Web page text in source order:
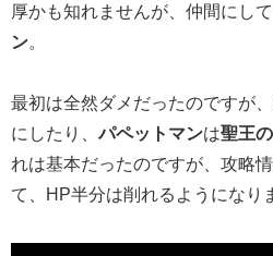
厚かも知れませんが、仲間にし
ン。
最初は全然ダメだったのですが
にしたり、パペットマンは聖王
れは基本だったのですが、攻略
て、HP半分は削れるようになり